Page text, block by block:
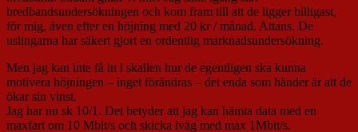
bredbandsundersökningen och kom fram till att de ligger billigast,
för mig, även efter en höjning med 20 kr / månad. Attans. De
uslingarna har säkert gjort en ordentlig marknadsundersökning.
Men jag kan inte få in i skallen hur de egentligen ska kunna
motivera höjningen – inget förändras – det enda som händer är att de
ökar sin vinst.
Jag har nu sk 10/1. Det betyder att jag kan hämta data med en
maxfart om 10 Mbit/s och skicka iväg med max 1Mbit/s.